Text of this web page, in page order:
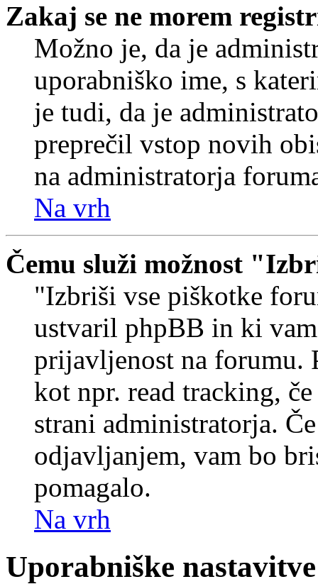
Zakaj se ne morem
Možno je, da je
uporabniško ime, s
je tudi, da je
preprečil vstop novih
na administratorja
Na vrh
Čemu služi možnost
"Izbriši vse piškotke
ustvaril phpBB in ki
prijavljenost na forumu.
kot npr. read tracking,
strani administratorja.
odjavljanjem, vam bo
pomagalo.
Na vrh
Uporabniške nastavitve